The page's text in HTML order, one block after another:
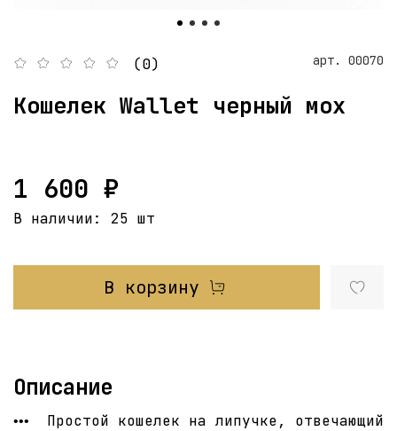
(0) арт. 00070
Кошелек Wallet черный мох
1 600 ₽
В наличии: 25 шт
В корзину
Описание
••• Простой кошелек на липучке, отвечающий